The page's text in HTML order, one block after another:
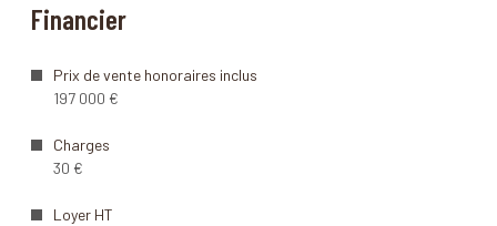
Financier
Prix de vente honoraires inclus
197 000 €
Charges
30 €
Loyer HT